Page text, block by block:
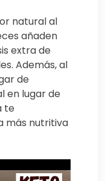
natural al
añaden
extra de
Además, al
de
en lugar de
te
más nutritiva